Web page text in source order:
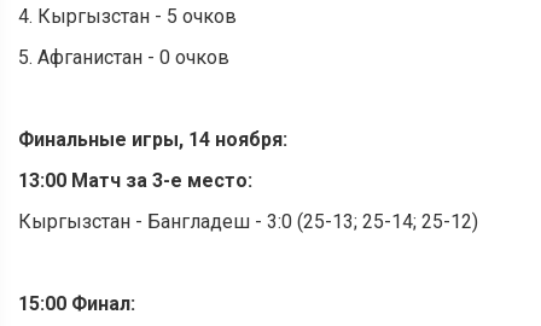
4. Кыргызстан - 5 очков
5. Афганистан - 0 очков
Финальные игры, 14 ноября:
13:00 Матч за 3-е место:
Кыргызстан - Бангладеш - 3:0 (25-13; 25-14; 25-12)
15:00 Финал: